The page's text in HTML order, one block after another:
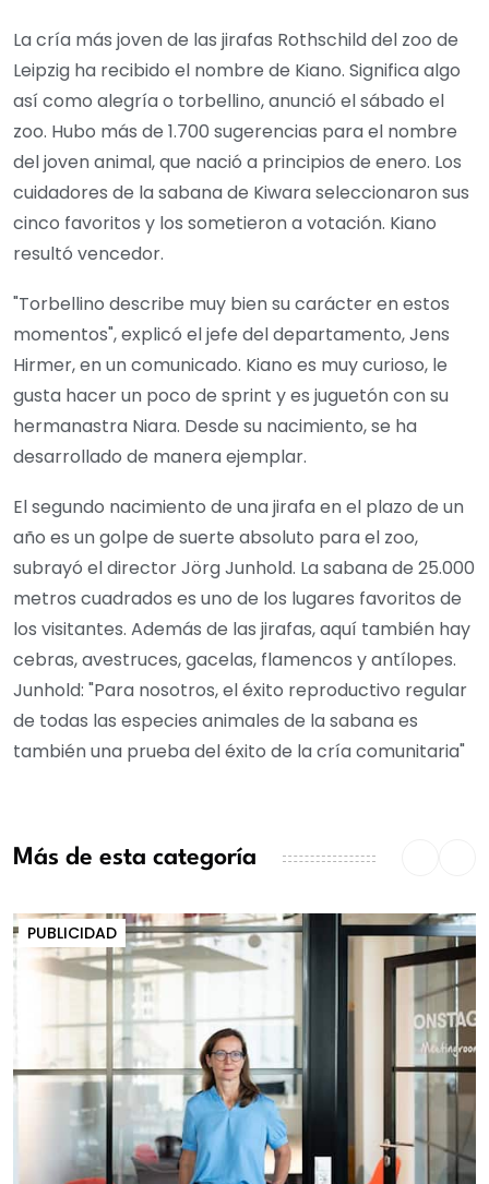
La cría más joven de las jirafas Rothschild del zoo de
Leipzig ha recibido el nombre de Kiano. Significa algo
así como alegría o torbellino, anunció el sábado el
zoo. Hubo más de 1.700 sugerencias para el nombre
del joven animal, que nació a principios de enero. Los
cuidadores de la sabana de Kiwara seleccionaron sus
cinco favoritos y los sometieron a votación. Kiano
resultó vencedor.
"Torbellino describe muy bien su carácter en estos
momentos", explicó el jefe del departamento, Jens
Hirmer, en un comunicado. Kiano es muy curioso, le
gusta hacer un poco de sprint y es juguetón con su
hermanastra Niara. Desde su nacimiento, se ha
desarrollado de manera ejemplar.
El segundo nacimiento de una jirafa en el plazo de un
año es un golpe de suerte absoluto para el zoo,
subrayó el director Jörg Junhold. La sabana de 25.000
metros cuadrados es uno de los lugares favoritos de
los visitantes. Además de las jirafas, aquí también hay
cebras, avestruces, gacelas, flamencos y antílopes.
Junhold: "Para nosotros, el éxito reproductivo regular
de todas las especies animales de la sabana es
también una prueba del éxito de la cría comunitaria"
Más de esta categoría
PUBLICIDAD